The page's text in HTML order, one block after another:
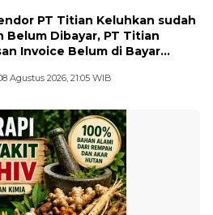
PT Titian Keluhkan sudah
Belum Dibayar, PT Titian
Invoice Belum di Bayar
Agustus 2026, 21:05 WIB